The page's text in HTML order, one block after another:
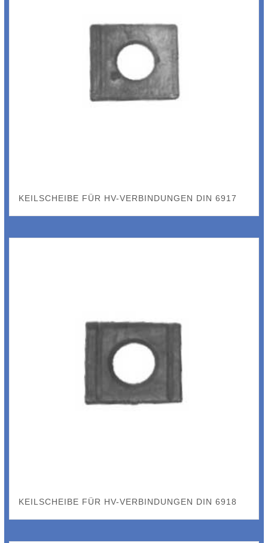
KEILSCHEIBE FÜR HV-VERBINDUNGEN DIN 6917
KEILSCHEIBE FÜR HV-VERBINDUNGEN DIN 6918